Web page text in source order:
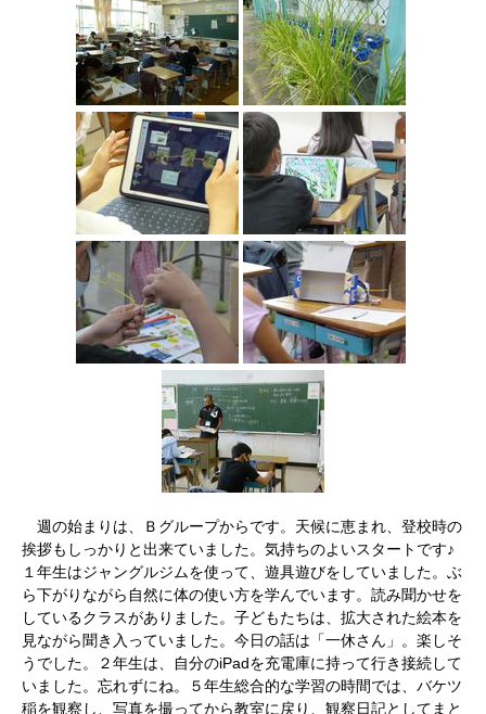
週の始まりは、Ｂグループからです。天候に恵まれ、登校時の
挨拶もしっかりと出来ていました。気持ちのよいスタートです♪
１年生はジャングルジムを使って、遊具遊びをしていました。ぶ
ら下がりながら自然に体の使い方を学んでいます。読み聞かせを
しているクラスがありました。子どもたちは、拡大された絵本を
見ながら聞き入っていました。今日の話は「一休さん」。楽しそ
うでした。２年生は、自分のiPadを充電庫に持って行き接続して
いました。忘れずにね。５年生総合的な学習の時間では、バケツ
稲を観察し、写真を撮ってから教室に戻り、観察日記としてまと